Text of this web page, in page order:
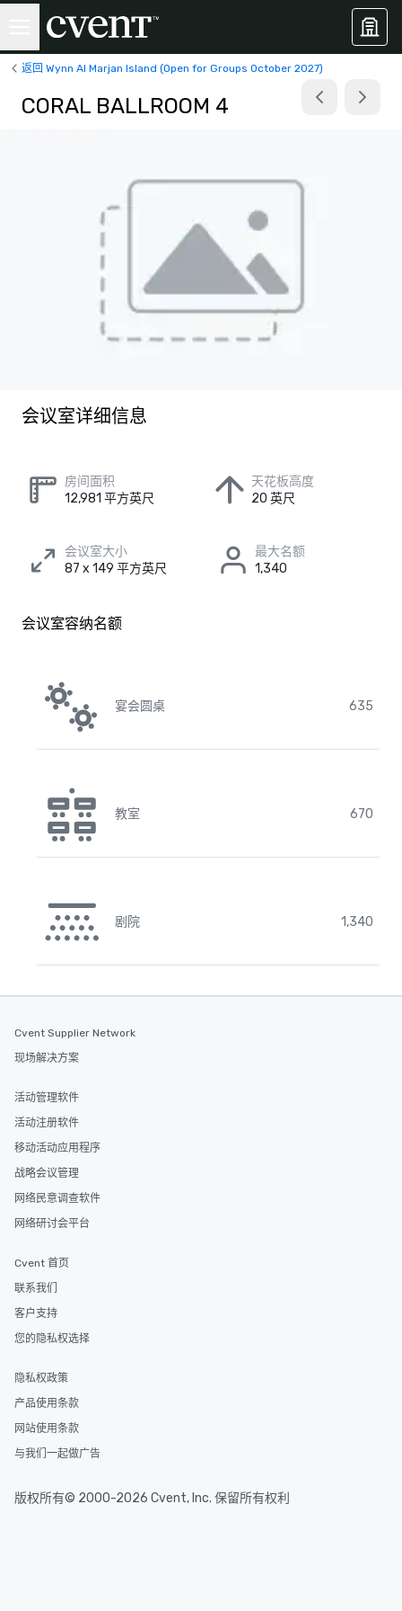
返回 Wynn Al Marjan Island (Open for Groups October 2027)
CORAL BALLROOM 4
会议室详细信息
房间面积
12,981 平方英尺
天花板高度
20 英尺
会议室大小
87 x 149 平方英尺
最大名额
1,340
会议室容纳名额
宴会圆桌 635
教室 670
剧院 1,340
Cvent Supplier Network
现场解决方案
活动管理软件
活动注册软件
移动活动应用程序
战略会议管理
网络民意调查软件
网络研讨会平台
Cvent 首页
联系我们
客户支持
您的隐私权选择
隐私权政策
产品使用条款
网站使用条款
与我们一起做广告
版权所有© 2000-2026 Cvent, Inc. 保留所有权利